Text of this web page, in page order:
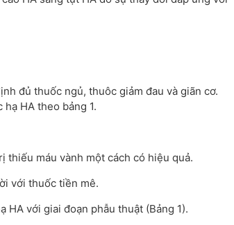
đủ thuốc ngủ, thuôc giảm đau và giãn cơ.
HA theo bảng 1.
thiếu máu vành một cách có hiệu quả.
với thuốc tiền mê.
với giai đoạn phẫu thuật (Bảng 1).